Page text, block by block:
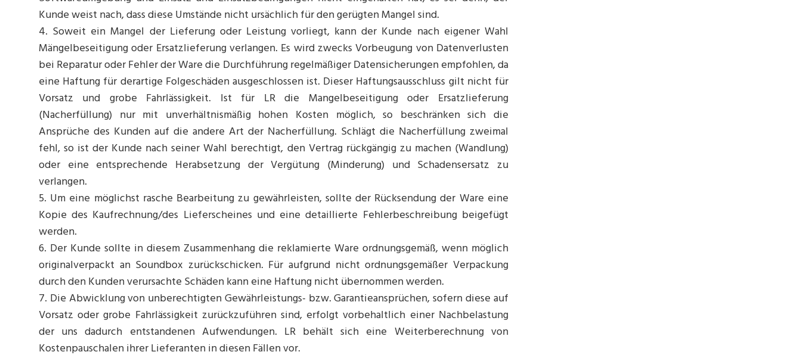
Kunde weist nach, dass diese Umstände nicht ursächlich für den gerügten Mangel sind.
4. Soweit ein Mangel der Lieferung oder Leistung vorliegt, kann der Kunde nach eigener Wahl
Mängelbeseitigung oder Ersatzlieferung verlangen. Es wird zwecks Vorbeugung von Datenverlusten
bei Reparatur oder Fehler der Ware die Durchführung regelmäßiger Datensicherungen empfohlen, da
eine Haftung für derartige Folgeschäden ausgeschlossen ist. Dieser Haftungsausschluss gilt nicht für
Vorsatz und grobe Fahrlässigkeit. Ist für LR die Mangelbeseitigung oder Ersatzlieferung
(Nacherfüllung) nur mit unverhältnismäßig hohen Kosten möglich, so beschränken sich die
Ansprüche des Kunden auf die andere Art der Nacherfüllung. Schlägt die Nacherfüllung zweimal
fehl, so ist der Kunde nach seiner Wahl berechtigt, den Vertrag rückgängig zu machen (Wandlung)
oder eine entsprechende Herabsetzung der Vergütung (Minderung) und Schadensersatz zu
verlangen.
5. Um eine möglichst rasche Bearbeitung zu gewährleisten, sollte der Rücksendung der Ware eine
Kopie des Kaufrechnung/des Lieferscheines und eine detaillierte Fehlerbeschreibung beigefügt
werden.
6. Der Kunde sollte in diesem Zusammenhang die reklamierte Ware ordnungsgemäß, wenn möglich
originalverpackt an Soundbox zurückschicken. Für aufgrund nicht ordnungsgemäßer Verpackung
durch den Kunden verursachte Schäden kann eine Haftung nicht übernommen werden.
7. Die Abwicklung von unberechtigten Gewährleistungs- bzw. Garantieansprüchen, sofern diese auf
Vorsatz oder grobe Fahrlässigkeit zurückzuführen sind, erfolgt vorbehaltlich einer Nachbelastung
der uns dadurch entstandenen Aufwendungen. LR behält sich eine Weiterberechnung von
Kostenpauschalen ihrer Lieferanten in diesen Fällen vor.